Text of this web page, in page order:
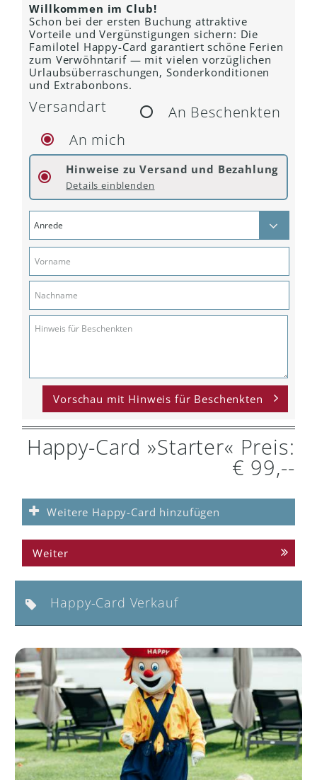
Willkommen im Club!
Schon bei der ersten Buchung attraktive
Vorteile und Vergünstigungen sichern: Die
Familotel Happy-Card garantiert schöne Ferien
zum Verwöhntarif — mit vielen vorzüglichen
Urlaubsüberraschungen, Sonderkonditionen
und Extrabonbons.
Versandart
An Beschenkten
An mich
Hinweise zu Versand und Bezahlung
Details einblenden
.
KREDITKARTE
Ihre original Happy-Card erhalten Sie zusammen mit unserem Couponheft und weiteren Informationen via Briefversand.
Umgehend nach Ihrer verbindlichen Bestellung erhalten sie die Happy-Card Nummer per E-Mail.
Bitte überweisen Sie die Gebühr auf das dort angegebene Konto. Nach Zahlungseingang wird Ihre Happy-Card wochentags innerhalb von 24 Stunden aktiviert.
SEPA-LASTSCHRIFT
Vorschau mit Hinweis für Beschenkten
Happy-Card »Starter« Preis:
€ 99,--
Weitere Happy-Card hinzufügen
Weiter
Happy-Card Verkauf